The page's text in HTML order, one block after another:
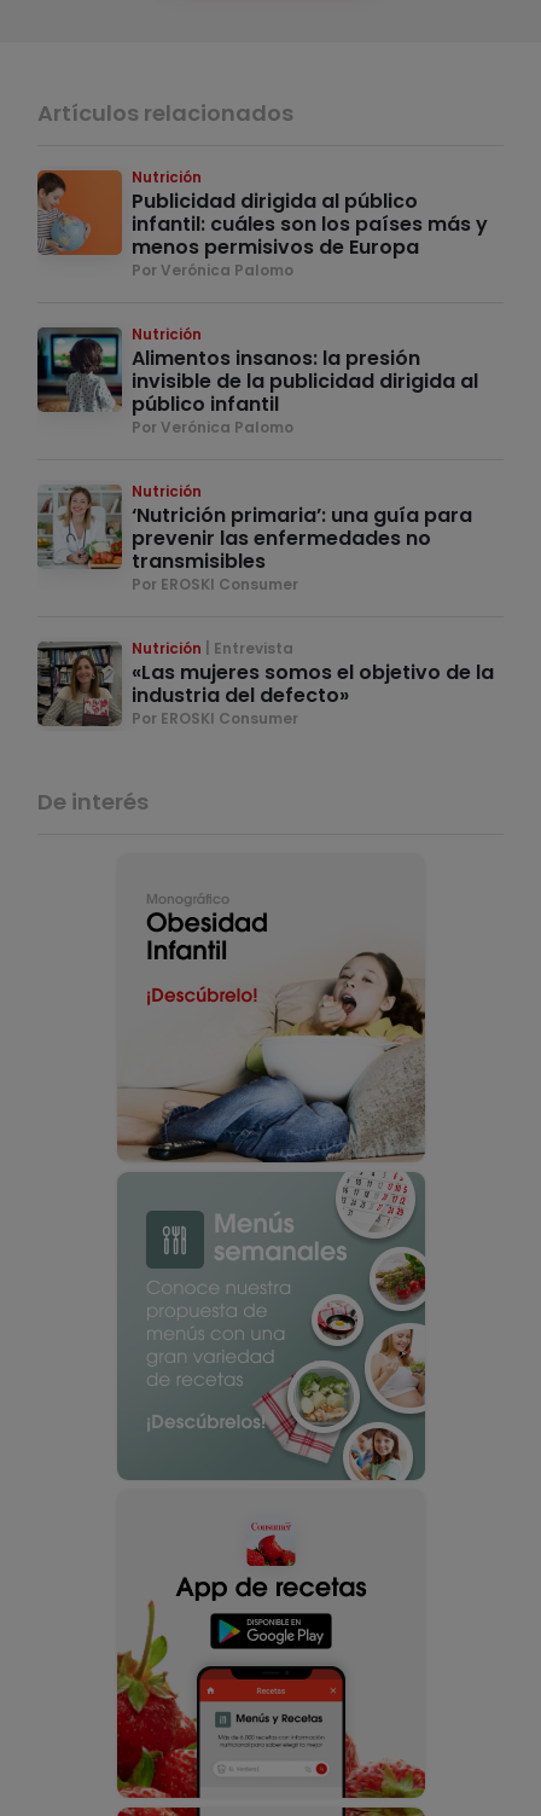
Artículos relacionados
Nutrición
Publicidad dirigida al público
infantil: cuáles son los países más y
menos permisivos de Europa
Por Verónica Palomo
Nutrición
Alimentos insanos: la presión
invisible de la publicidad dirigida al
público infantil
Por Verónica Palomo
Nutrición
‘Nutrición primaria’: una guía para
prevenir las enfermedades no
transmisibles
Por EROSKI Consumer
Nutrición Entrevista
«Las mujeres somos el objetivo de la
industria del defecto»
Por EROSKI Consumer
De interés